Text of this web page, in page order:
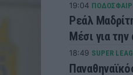
19:04
Ρεάλ
Μέσι για
18:49 SUPER